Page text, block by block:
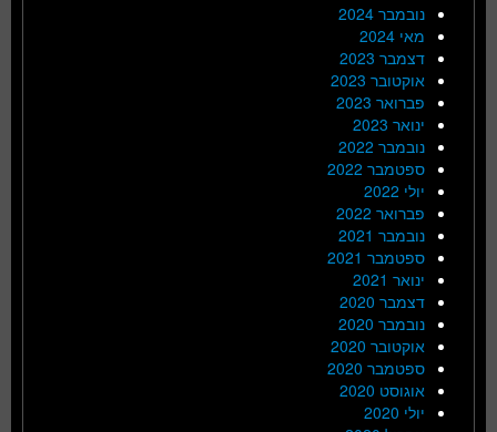
נובמבר 2024
מאי 2024
דצמבר 2023
אוקטובר 2023
פברואר 2023
ינואר 2023
נובמבר 2022
ספטמבר 2022
יולי 2022
פברואר 2022
נובמבר 2021
ספטמבר 2021
ינואר 2021
דצמבר 2020
נובמבר 2020
אוקטובר 2020
ספטמבר 2020
אוגוסט 2020
יולי 2020